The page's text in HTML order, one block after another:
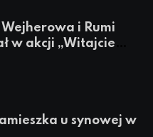
Wejherowa i Rumi
w akcji „Witajcie
u synowej w